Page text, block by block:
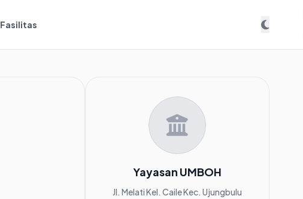
Fasilitas
Yayasan UMBOH
Jl. Melati Kel. Caile Kec. Ujungbulu